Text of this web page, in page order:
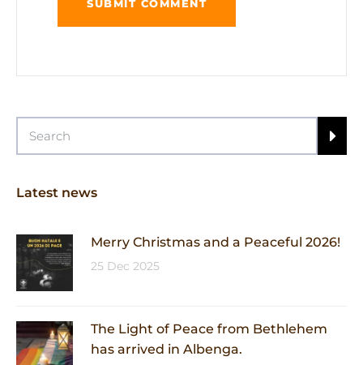
Latest news
Merry Christmas and a Peaceful 2026!
25 Dec 2025
The Light of Peace from Bethlehem
has arrived in Albenga.